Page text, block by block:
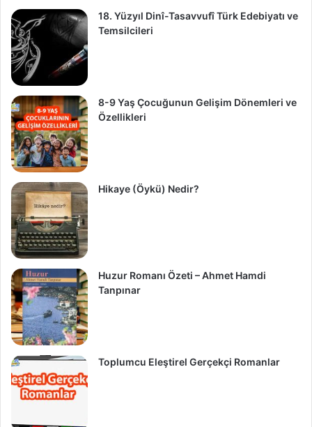
18. Yüzyıl Dinî-Tasavvufî Türk Edebiyatı ve
Temsilcileri
8-9 Yaş Çocuğunun Gelişim Dönemleri ve
Özellikleri
Hikaye (Öykü) Nedir?
Huzur Romanı Özeti – Ahmet Hamdi
Tanpınar
Toplumcu Eleştirel Gerçekçi Romanlar